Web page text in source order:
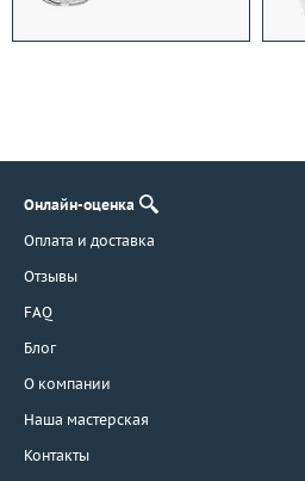
Онлайн-оценка
Оплата и доставка
Отзывы
FAQ
Блог
О компании
Наша мастерская
Контакты